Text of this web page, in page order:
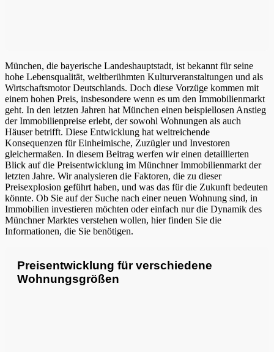
München, die bayerische Landeshauptstadt, ist bekannt für seine
hohe Lebensqualität, weltberühmten Kulturveranstaltungen und als
Wirtschaftsmotor Deutschlands. Doch diese Vorzüge kommen mit
einem hohen Preis, insbesondere wenn es um den Immobilienmarkt
geht. In den letzten Jahren hat München einen beispiellosen Anstieg
der Immobilienpreise erlebt, der sowohl Wohnungen als auch
Häuser betrifft. Diese Entwicklung hat weitreichende
Konsequenzen für Einheimische, Zuzügler und Investoren
gleichermaßen. In diesem Beitrag werfen wir einen detaillierten
Blick auf die Preisentwicklung im Münchner Immobilienmarkt der
letzten Jahre. Wir analysieren die Faktoren, die zu dieser
Preisexplosion geführt haben, und was das für die Zukunft bedeuten
könnte. Ob Sie auf der Suche nach einer neuen Wohnung sind, in
Immobilien investieren möchten oder einfach nur die Dynamik des
Münchner Marktes verstehen wollen, hier finden Sie die
Informationen, die Sie benötigen.
Preisentwicklung für verschiedene
Wohnungsgrößen